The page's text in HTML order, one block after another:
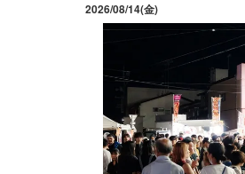
2026/08/14(金)